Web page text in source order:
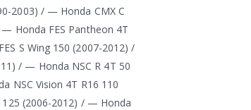
2003) / — Honda CMX C
Honda FES Pantheon 4T
S Wing 150 (2007-2012) /
/ — Honda NSC R 4T 50
NSC Vision 4T R16 110
(2006-2012) / — Honda